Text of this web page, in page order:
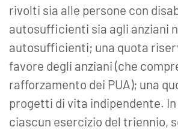
rivolti sia alle persone con
autosufficienti sia agli anziani
autosufficienti; una quota
favore degli anziani (che
rafforzamento dei PUA); una
progetti di vita indipendente.
ciascun esercizio del triennio,